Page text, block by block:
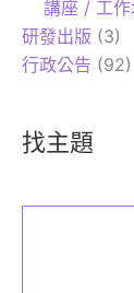
講座 / 工作
研發出版 (3)
行政公告 (92)
找主題